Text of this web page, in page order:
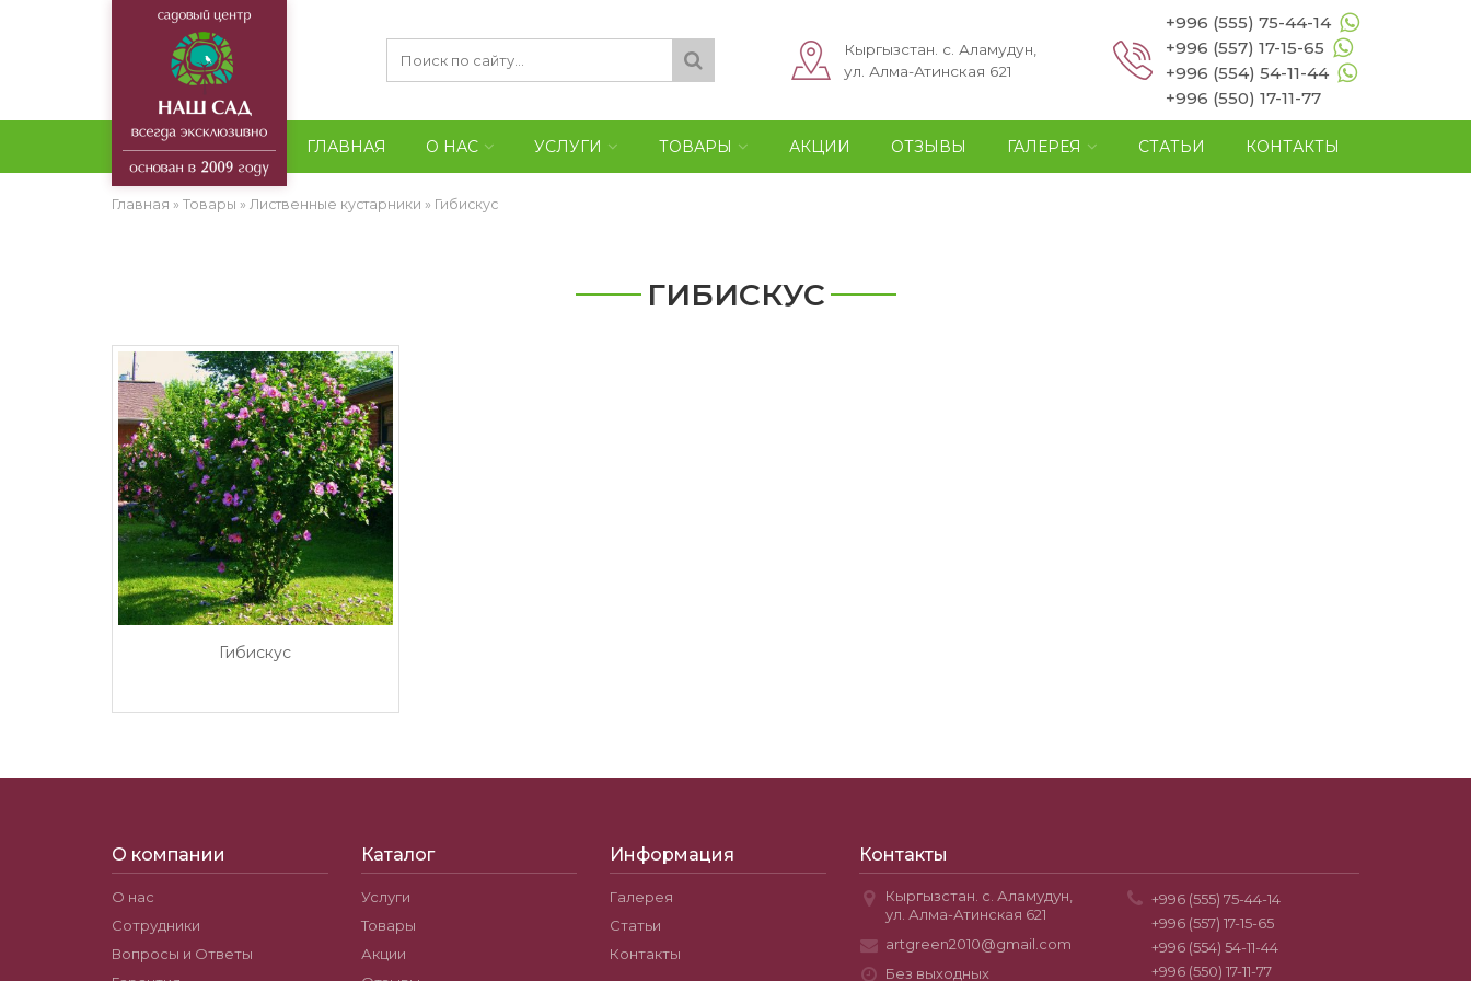
Кыргызстан. с. Аламудун,
ул. Алма-Атинская 621
+996 (555) 75-44-14
+996 (557) 17-15-65
+996 (554) 54-11-44
+996 (550) 17-11-77
ГЛАВНАЯ О НАС УСЛУГИ ТОВАРЫ АКЦИИ ОТЗЫВЫ ГАЛЕРЕЯ СТАТЬИ КОНТАКТЫ
Главная » Товары » Лиственные кустарники » Гибискус
ГИБИСКУС
Гибискус
О компании
О нас
Сотрудники
Вопросы и Ответы
Каталог
Услуги
Товары
Акции
Информация
Галерея
Статьи
Контакты
Контакты
Кыргызстан. с. Аламудун,
ул. Алма-Атинская 621
artgreen2010@gmail.com
Без выходных
+996 (555) 75-44-14
+996 (557) 17-15-65
+996 (554) 54-11-44
+996 (550) 17-11-77